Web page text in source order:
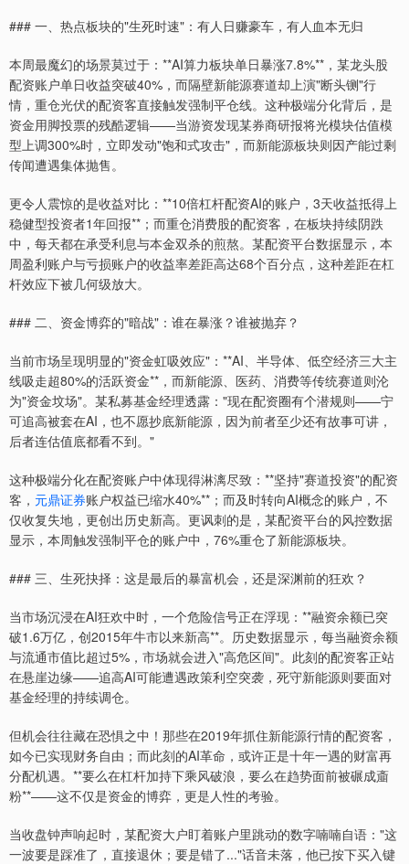
### 一、热点板块的"生死时速"：有人日赚豪车，有人血本无归
本周最魔幻的场景莫过于：**AI算力板块单日暴涨7.8%**，某龙头股
配资账户单日收益突破40%，而隔壁新能源赛道却上演"断头铡"行
情，重仓光伏的配资客直接触发强制平仓线。这种极端分化背后，是
资金用脚投票的残酷逻辑——当游资发现某券商研报将光模块估值模
型上调300%时，立即发动"饱和式攻击"，而新能源板块则因产能过剩
传闻遭遇集体抛售。
更令人震惊的是收益对比：**10倍杠杆配资AI的账户，3天收益抵得上
稳健型投资者1年回报**；而重仓消费股的配资客，在板块持续阴跌
中，每天都在承受利息与本金双杀的煎熬。某配资平台数据显示，本
周盈利账户与亏损账户的收益率差距高达68个百分点，这种差距在杠
杆效应下被几何级放大。
### 二、资金博弈的"暗战"：谁在暴涨？谁被抛弃？
当前市场呈现明显的"资金虹吸效应"：**AI、半导体、低空经济三大主
线吸走超80%的活跃资金**，而新能源、医药、消费等传统赛道则沦
为"资金坟场"。某私募基金经理透露："现在配资圈有个潜规则——宁
可追高被套在AI，也不愿抄底新能源，因为前者至少还有故事可讲，
后者连估值底都看不到。"
这种极端分化在配资账户中体现得淋漓尽致：**坚持"赛道投资"的配资
客， 元鼎证券账户权益已缩水40%**；而及时转向AI概念的账户，不
仅收复失地，更创出历史新高。更讽刺的是，某配资平台的风控数据
显示，本周触发强制平仓的账户中，76%重仓了新能源板块。
### 三、生死抉择：这是最后的暴富机会，还是深渊前的狂欢？
当市场沉浸在AI狂欢中时，一个危险信号正在浮现：**融资余额已突
破1.6万亿，创2015年牛市以来新高**。历史数据显示，每当融资余额
与流通市值比超过5%，市场就会进入"高危区间"。此刻的配资客正站
在悬崖边缘——追高AI可能遭遇政策利空突袭，死守新能源则要面对
基金经理的持续调仓。
但机会往往藏在恐惧之中！那些在2019年抓住新能源行情的配资客，
如今已实现财务自由；而此刻的AI革命，或许正是十年一遇的财富再
分配机遇。**要么在杠杆加持下乘风破浪，要么在趋势面前被碾成齑
粉**——这不仅是资金的博弈，更是人性的考验。
当收盘钟声响起时，某配资大户盯着账户里跳动的数字喃喃自语："这
一波要是踩准了，直接退休；要是错了..."话音未落，他已按下买入键